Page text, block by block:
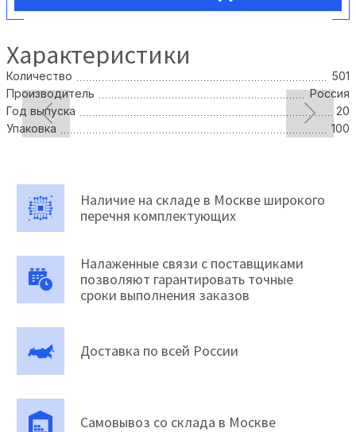
Характеристики
Количество
501
Производитель
Россия
Год выпуска
20
Упаковка
100
Наличие на складе в Москве широкого
перечня комплектующих
Налаженные связи с поставщиками
позволяют гарантировать точные
сроки выполнения заказов
Доставка по всей России
Самовывоз со склада в Москве